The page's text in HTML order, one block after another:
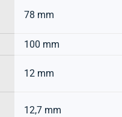
78 mm
100 mm
12 mm
12,7 mm